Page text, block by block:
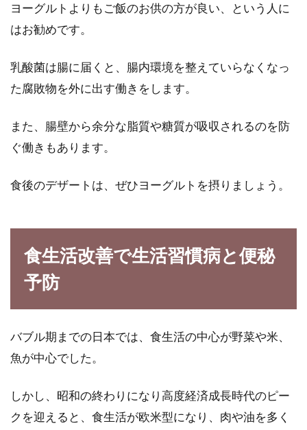
カロリー計算はご飯から！ご飯一合
カロリー計算は、難しそうに感じることはない
でしょうか。確かに、細かく計算するのは資料
ーが高くて太るって本当？
畑の肉と呼ばれ、昔から私たちの食卓には欠か
素が健康...
えめな食べ方をご紹介
料理酒やみりんは無くても醤油くらいは持って
いるもの...
ヨーグルトよりもご飯のお供の方が良い、という人に
はお勧めです。
乳酸菌は腸に届くと、腸内環境を整えていらなくなっ
た腐敗物を外に出す働きをします。
また、腸壁から余分な脂質や糖質が吸収されるのを防
ぐ働きもあります。
食後のデザートは、ぜひヨーグルトを摂りましょう。
食生活改善で生活習慣病と便秘
予防
バブル期までの日本では、食生活の中心が野菜や米、
魚が中心でした。
しかし、昭和の終わりになり高度経済成長時代のピー
クを迎えると、食生活が欧米型になり、肉や油を多く